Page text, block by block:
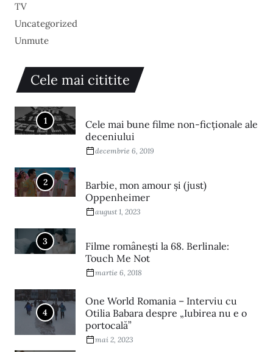
TV
Uncategorized
Unmute
Cele mai cititite
1
Cele mai bune filme non-ficționale ale
deceniului
decembrie 6, 2019
2
Barbie, mon amour și (just)
Oppenheimer
august 1, 2023
3
Filme româneşti la 68. Berlinale:
Touch Me Not
martie 6, 2018
4
One World Romania – Interviu cu
Otilia Babara despre „Iubirea nu e o
portocală”
mai 2, 2023